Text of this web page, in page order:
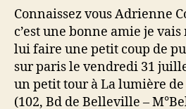
Connaissez vous Adrienne
c’est une bonne amie je
lui faire une petit coup de
sur paris le vendredi 31
un petit tour à La lumière
(102, Bd de Belleville –